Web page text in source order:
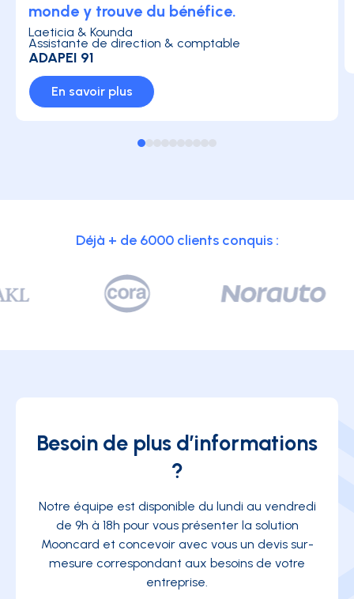
ADAPEI 91
monde y trouve du bénéfice.
Laeticia & Kounda
Assistante de direction & comptable
En savoir plus
Déjà + de 6000 clients conquis :
Besoin de plus d’informations
?
Notre équipe est disponible du lundi au vendredi
de 9h à 18h pour vous présenter la solution
Mooncard et concevoir avec vous un devis sur-
mesure correspondant aux besoins de votre
entreprise.